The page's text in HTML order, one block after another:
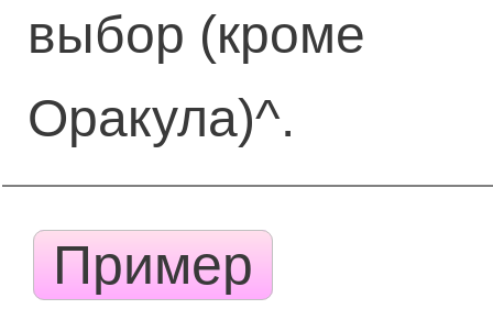
выбор (кроме
Оракула)^.
Пример